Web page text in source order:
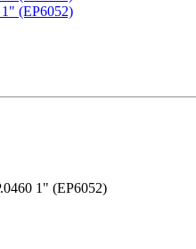
1" (EP6052)